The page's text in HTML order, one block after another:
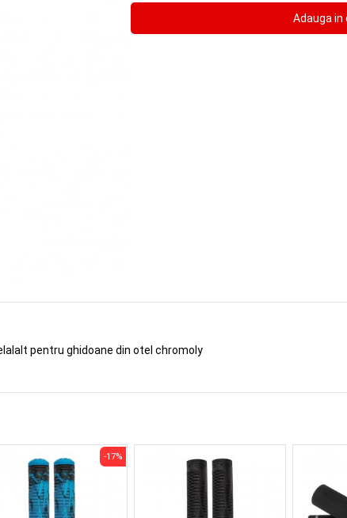
pentru ghidoane din otel chromoly
-17%